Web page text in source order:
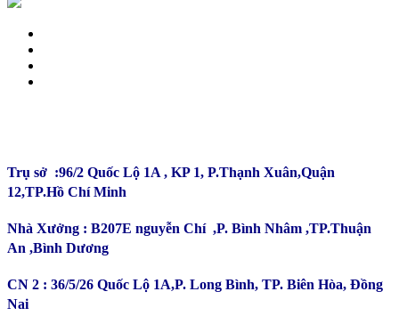
Trụ sở :96/2 Quốc Lộ 1A , KP 1, P.Thạnh Xuân,Quận
12,TP.Hồ Chí Minh
Nhà Xưởng : B207E nguyễn Chí ,P. Bình Nhâm ,TP.Thuận
An ,Bình Dương
CN 2 : 36/5/26 Quốc Lộ 1A,P. Long Bình, TP. Biên Hòa, Đồng
Nai